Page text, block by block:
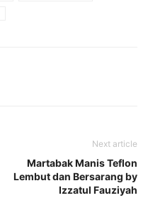
Next article
Martabak Manis Teflon
Lembut dan Bersarang by
Izzatul Fauziyah